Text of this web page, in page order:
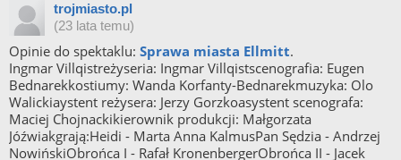
trojmiasto.pl
(23 lata temu)
Opinie do spektaklu: Sprawa miasta Ellmitt.
Ingmar Villqistreżyseria: Ingmar Villqistscenografia: Eugen
Bednarekkostiumy: Wanda Korfanty-Bednarekmuzyka: Olo
Walickiaystent reżysera: Jerzy Gorzkoasystent scenografa:
Maciej Chojnackikierownik produkcji: Małgorzata
Jóźwiakgrają:Heidi - Marta Anna KalmusPan Sędzia - Andrzej
NowińskiObrońca I - Rafał KronenbergerObrońca II - Jacek